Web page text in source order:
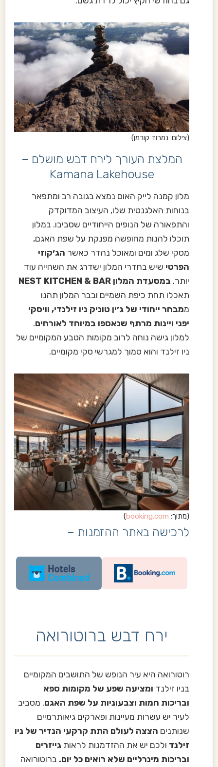
(צילום: נמרוד קורמן)
המלצת העורך לירח דבש מושלם –
Kamana Lakehouse
מלון קמנה לייק האוס נמצא בגובה רב ומתפאר
בנוחות האלגנטית שלו, העיצוב המדוקדק
והתפאורה של הנופים הייחודיים שסביבו. במלון
תוכלו להנות מחופשה מפנקת על שפת האגם,
מסקי שלג ומים ומאוכל נהדר כאשר הג׳קוזי
הפרטי שיש בחדרי המלון ישדרג את השהייה עוד
יותר. במסעדת המלון NEST KITCHEN & BAR
תאכלו תחת כיפת השמיים ובבר המלון תהנו
ממבחר ייחודי של ג׳ין טוניק ניו זילנדי, וויסקי
יפני ויינות מרתף שנאספו במיוחד לאורחים.
למלון גישה נוחה לרוב מקומות הטבע המקומיים של
ניו זילנד והוא סמוך למגרשי סקי מקומיים.
(מתוך: booking.com
)
לרכישה באתר ההזמנות –
ירח דבש ברוטורואה
רוטורואה היא עיר הנופש של התושבים המקומיים
בניו זילנד ומציעה שפע של מקומות ספא
ובריכות חמות וצבעוניות על שפת האגם. מסביב
לעיר יש עשרות מעיינות ופארקים גיאותרמיים
שנותנים הצצה לעולם התת קרקעי הנדיר של ניו
זילנד ולכם יש את ההזדמנות לראות גייזרים
ובריכות מינרליים שלא רואים כל יום. ברוטורואה